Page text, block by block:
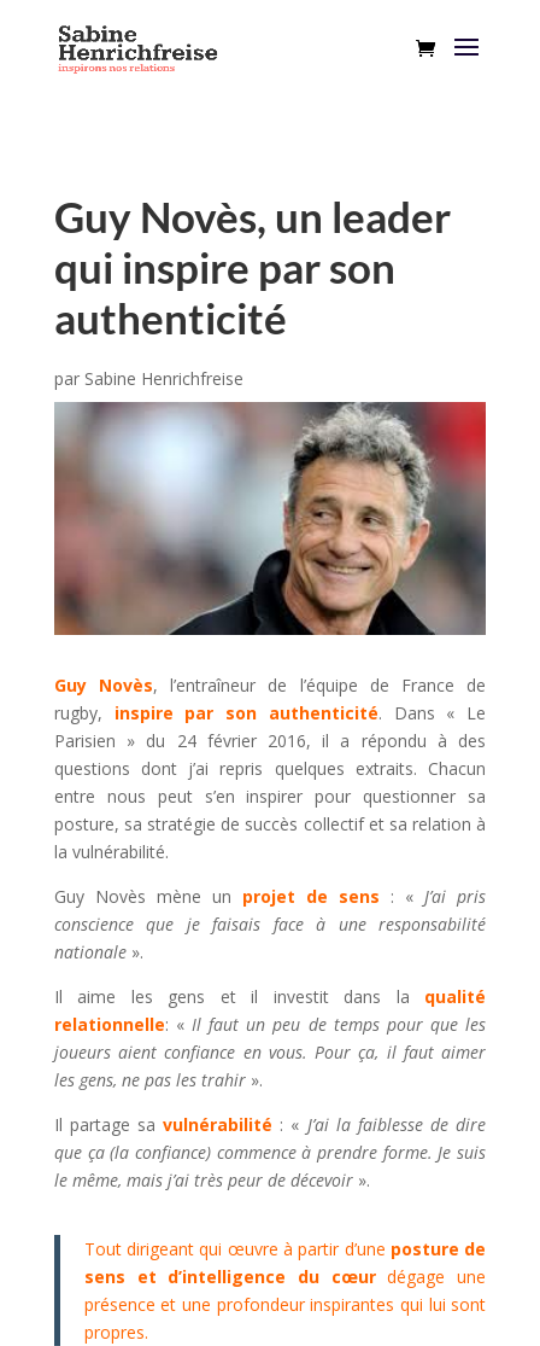
Guy Novès, un leader
qui inspire par son
authenticité
par Sabine Henrichfreise
Guy Novès, l’entraîneur de l’équipe de France de
rugby, inspire par son authenticité. Dans « Le
Parisien » du 24 février 2016, il a répondu à des
questions dont j’ai repris quelques extraits. Chacun
entre nous peut s’en inspirer pour questionner sa
posture, sa stratégie de succès collectif et sa relation à
la vulnérabilité.
Guy Novès mène un projet de sens : «J’ai pris
conscience que je faisais face à une responsabilité
nationale».
Il aime les gens et il investit dans la qualité
relationnelle: «Il faut un peu de temps pour que les
joueurs aient confiance en vous. Pour ça, il faut aimer
les gens, ne pas les trahir ».
Il partage sa vulnérabilité : « J’ai la faiblesse de dire
que ça (la confiance) commence à prendre forme. Je suis
le même, mais j’ai très peur de décevoir».
Tout dirigeant qui œuvre à partir d’une posture de
sens
et d’intelligence du cœurdégage une
présence et une profondeur inspirantes qui lui sont
propres.